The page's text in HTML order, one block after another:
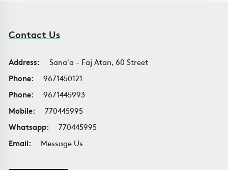
Contact Us
Address:
Sana'a - Faj Atan, 60 Street
Phone:
9671450121
Phone:
9671445993
Mobile:
770445995
Whatsapp:
770445995
Email:
Message Us